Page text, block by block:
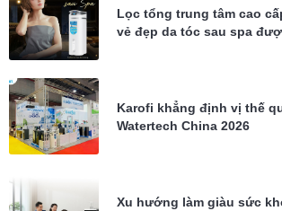
Lọc tổng trung tâm cao
vẻ đẹp da tóc sau spa
Karofi khẳng định vị thế
Watertech China 2026
Xu hướng làm giàu sức